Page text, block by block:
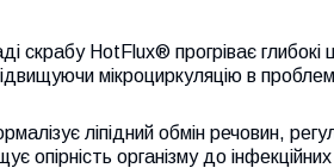
скрабу HotFlux® прогріває
мікроциркуляцію в
ліпідний обмін речовин,
опірність організму до